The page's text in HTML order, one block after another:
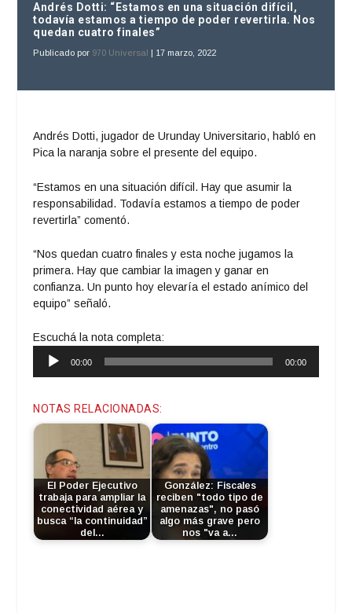
Andrés Dotti: “Estamos en una situación difícil,
todavía estamos a tiempo de poder revertirla. Nos
quedan cuatro finales”
Publicado por 970 Universal | 17 marzo, 2022
Andrés Dotti, jugador de Urunday Universitario, habló en
Pica la naranja sobre el presente del equipo.
“Estamos en una situación difícil. Hay que asumir la
responsabilidad. Todavía estamos a tiempo de poder
revertirla” comentó.
“Nos quedan cuatro finales y esta noche jugamos la
primera. Hay que cambiar la imagen y ganar en
confianza. Un punto hoy elevaría el estado anímico del
equipo” señaló.
Escuchá la nota completa:
Reproductor
00:00 00:00
NOTAS RELACIONADAS:
El Poder Ejecutivo
trabaja para ampliar la
conectividad aérea y
busca “la continuidad”
del…
González: Fiscales
reciben "todo tipo de
amenazas", no pasó
algo más grave pero
nos "va a…